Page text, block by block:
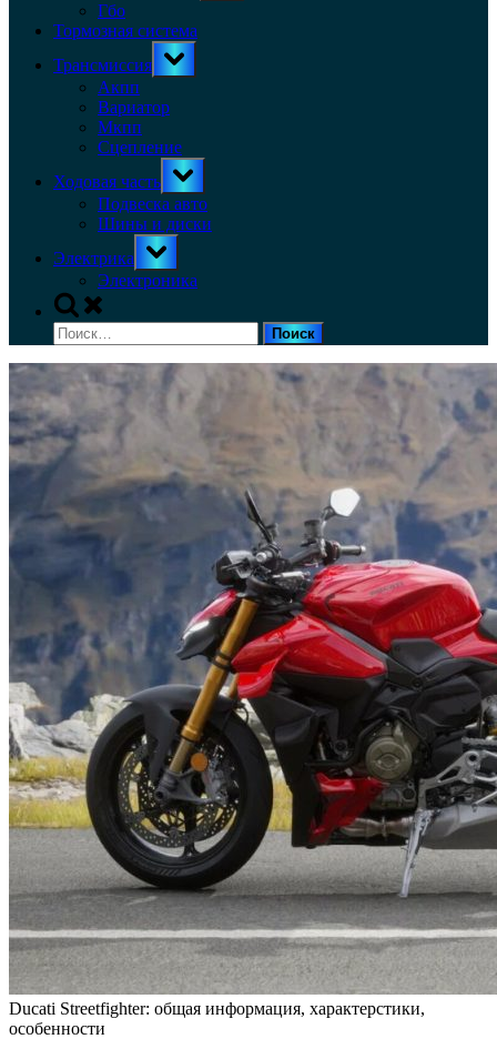
Гбо
Тормозная система
Трансмиссия
Toggle
sub-
Акпп
Вариатор
Мкпп
Сцепление
Ходовая часть
Toggle
sub-
menu
Подвеска авто
Шины и диски
Электрика
Toggle
sub-
menu
Электроника
Toggle
search
form
Найти:
Ducati Streetfighter: общая информация, характерстики,
особенности